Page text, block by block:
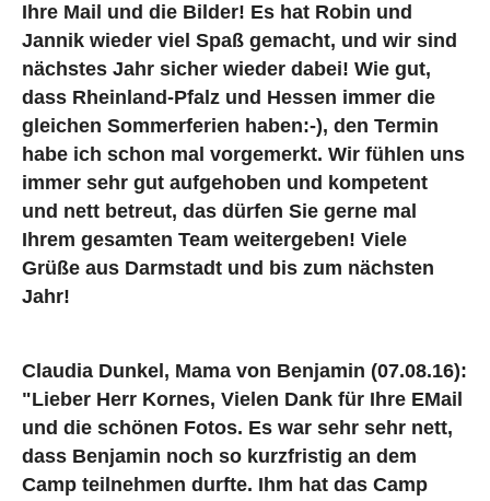
Ihre Mail und die Bilder! Es hat Robin und
Jannik wieder viel Spaß gemacht, und wir sind
nächstes Jahr sicher wieder dabei! Wie gut,
dass Rheinland-Pfalz und Hessen immer die
gleichen Sommerferien haben:-), den Termin
habe ich schon mal vorgemerkt. Wir fühlen uns
immer sehr gut aufgehoben und kompetent
und nett betreut, das dürfen Sie gerne mal
Ihrem gesamten Team weitergeben! Viele
Grüße aus Darmstadt und bis zum nächsten
Jahr!
Claudia Dunkel, Mama von Benjamin (07.08.16):
"Lieber Herr Kornes, Vielen Dank für Ihre EMail
und die schönen Fotos. Es war sehr sehr nett,
dass Benjamin noch so kurzfristig an dem
Camp teilnehmen durfte. Ihm hat das Camp